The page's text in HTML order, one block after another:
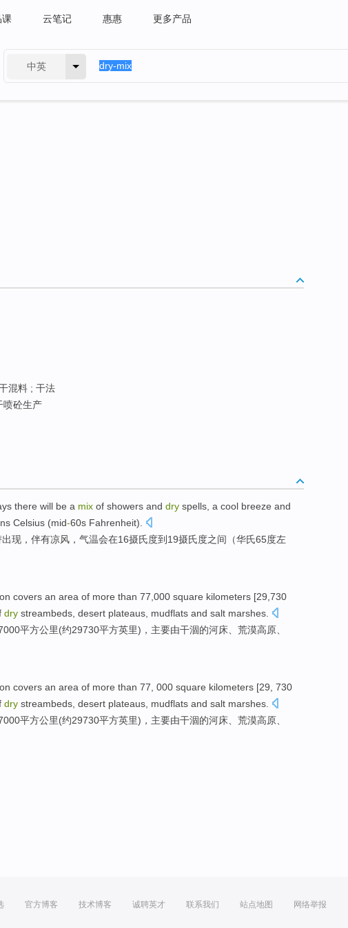
课 云笔记 惠惠 更多产品
中英
混料 ; 干法
喷砼生产
there will be a mix of showers and dry spells, a cool breeze and
Celsius (mid-60s Fahrenheit).
出现 ，伴有凉风 ， 气温会在16摄氏度到19摄氏度之间（华氏65度左
covers an area of more than 77,000 square kilometers [29,730
dry streambeds desert plateaus mudflats and salt marshes.
平方公里(约29730平方英里)，主要由干涸的河床、 荒漠高原、
covers an area of more than 77, 000 square kilometers [29, 730
dry streambeds desert plateaus mudflats and salt marshes.
平方公里(约29730平方英里)，主要由干涸的河床、 荒漠高原、
官方博客 技术博客 诚聘英才 联系我们 站点地图 网络举报